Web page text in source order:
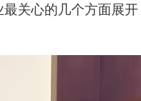
关心的几个方面展